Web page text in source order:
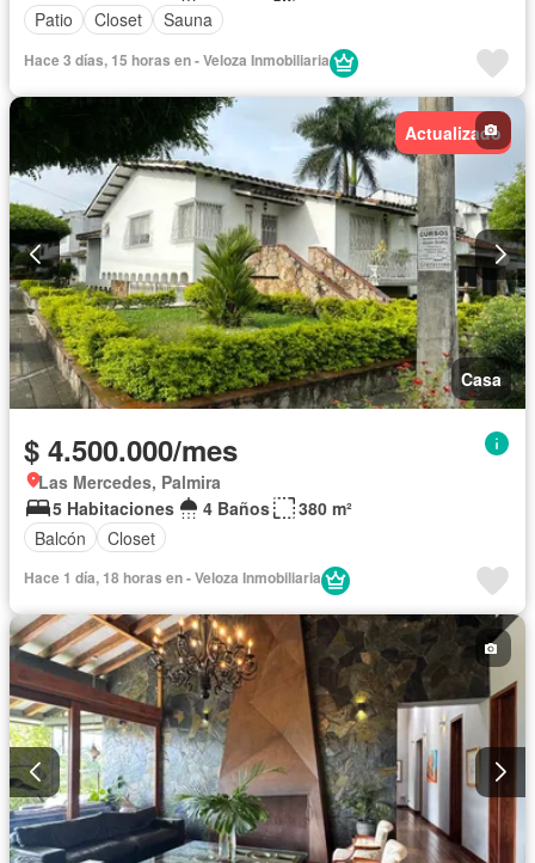
Patio
Closet Sauna
Hace 3 días, 15 horas en - Veloza Inmobiliaria
Actualizado
Casa
$ 4.500.000/mes
Las Mercedes, Palmira
5 Habitaciones
4 Baños
380 m²
Balcón
Closet
Hace 1 día, 18 horas en - Veloza Inmobiliaria